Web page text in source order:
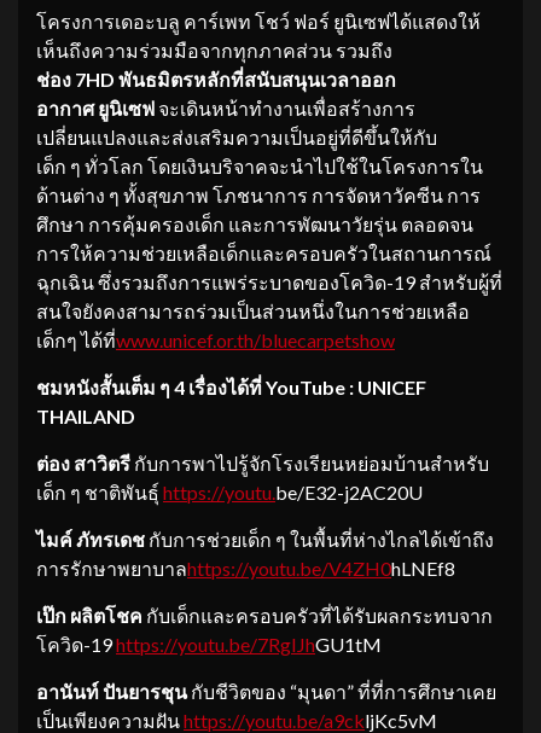
โครงการเดอะบลู คาร์เพท โชว์ ฟอร์ ยูนิเซฟได้แสดงให้
เห็นถึงความร่วมมือจากทุกภาคส่วน รวมถึง
ช่อง 7HD พันธมิตรหลักที่สนับสนุนเวลาออก
อากาศ ยูนิเซฟ จะเดินหน้าทำงานเพื่อสร้างการ
เปลี่ยนแปลงและส่งเสริมความเป็นอยู่ที่ดีขึ้นให้กับ
เด็ก ๆ ทั่วโลก โดยเงินบริจาคจะนำไปใช้ในโครงการใน
ด้านต่าง ๆ ทั้งสุขภาพ โภชนาการ การจัดหาวัคซีน การ
ศึกษา การคุ้มครองเด็ก และการพัฒนาวัยรุ่น ตลอดจน
การให้ความช่วยเหลือเด็กและครอบครัวในสถานการณ์
ฉุกเฉิน ซึ่งรวมถึงการแพร่ระบาดของโควิด-19 สำหรับผู้ที่
สนใจยังคงสามารถร่วมเป็นส่วนหนึ่งในการช่วยเหลือ
เด็กๆ ได้ที่www.unicef.or.th/bluecarpetshow
ชมหนังสั้นเต็ม ๆ 4 เรื่องได้ที่YouTube : UNICEF
THAILAND
ต่อง สาวิตรี กับการพาไปรู้จักโรงเรียนหย่อมบ้านสำหรับ
เด็ก ๆ ชาติพันธุ์ https://youtu. be/E32-j2AC20U
ไมค์ ภัทรเดช กับการช่วยเด็ก ๆ ในพื้นที่ห่างไกลได้เข้าถึง
การรักษาพยาบาลhttps://youtu.be/V4ZH0hLNEf8
เป๊ก ผลิตโชค กับเด็กและครอบครัวที่ได้รับผลกระทบจาก
โควิด-19https://youtu.be/7RgIJhGU1tM
อานันท์ ปันยารชุนกับชีวิตของ “มุนดา” ที่ที่การศึกษาเคย
เป็นเพียงความฝันhttps://youtu.be/a9ckljKc5vM